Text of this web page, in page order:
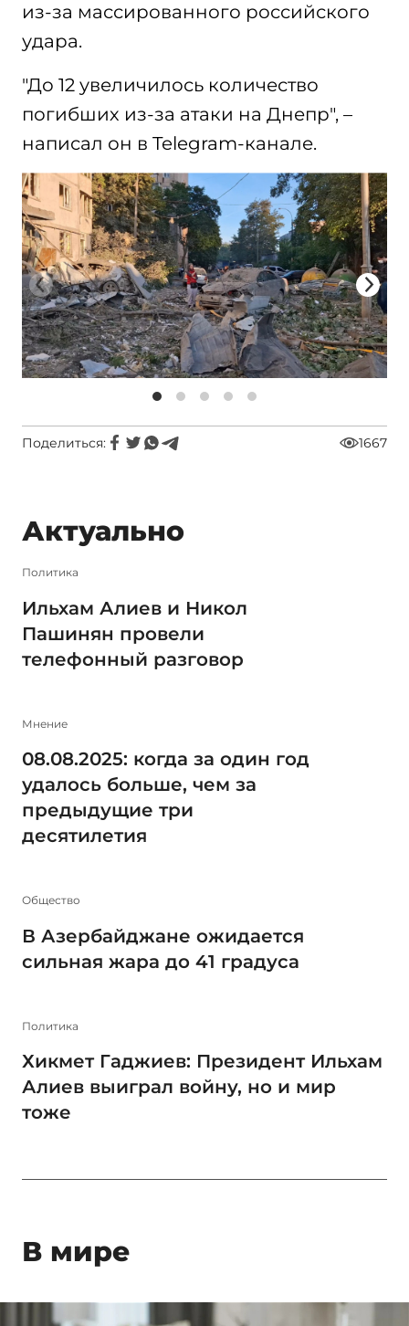
из-за массированного российского
удара.
"До 12 увеличилось количество
погибших из-за атаки на Днепр", –
написал он в Telegram-канале.
Поделиться: 1667
Актуально
Политика
Ильхам Алиев и Никол
Пашинян провели
телефонный разговор
Мнение
08.08.2025: когда за один год
удалось больше, чем за
предыдущие три
десятилетия
Общество
В Азербайджане ожидается
сильная жара до 41 градуса
Политика
Хикмет Гаджиев: Президент Ильхам
Алиев выиграл войну, но и мир
тоже
В мире